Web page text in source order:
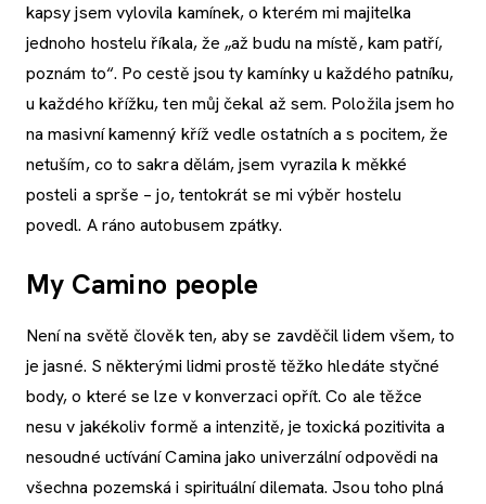
kapsy jsem vylovila kamínek, o kterém mi majitelka
jednoho hostelu říkala, že „až budu na místě, kam patří,
poznám to“. Po cestě jsou ty kamínky u každého patníku,
u každého křížku, ten můj čekal až sem. Položila jsem ho
na masivní kamenný kříž vedle ostatních a s pocitem, že
netuším, co to sakra dělám, jsem vyrazila k měkké
posteli a sprše – jo, tentokrát se mi výběr hostelu
povedl. A ráno autobusem zpátky.
My Camino people
Není na světě člověk ten, aby se zavděčil lidem všem, to
je jasné. S některými lidmi prostě těžko hledáte styčné
body, o které se lze v konverzaci opřít. Co ale těžce
nesu v jakékoliv formě a intenzitě, je toxická pozitivita a
nesoudné uctívání Camina jako univerzální odpovědi na
všechna pozemská i spirituální dilemata. Jsou toho plná